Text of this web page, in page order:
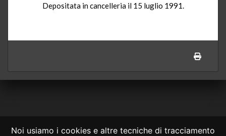
Noi usiamo i cookies e altre tecniche di tracciamento
Depositata in cancelleria il 15 luglio 1991.